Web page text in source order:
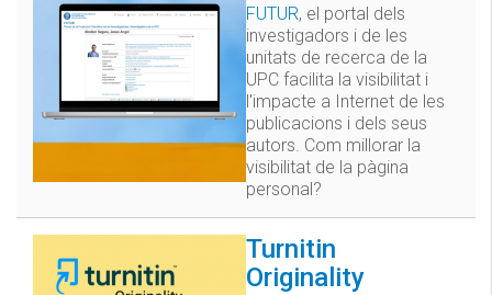
FUTUR, el portal dels
investigadors i de les
unitats de recerca de la
UPC facilita la visibilitat i
l'impacte a Internet de les
publicacions i dels seus
autors. Com millorar la
visibilitat de la pàgina
personal?
Turnitin
Originality